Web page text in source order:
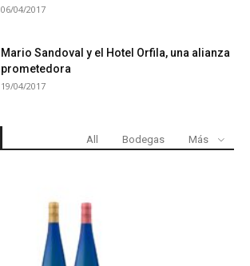
06/04/2017
Mario Sandoval y el Hotel Orfila, una alianza
prometedora
19/04/2017
All Bodegas Más